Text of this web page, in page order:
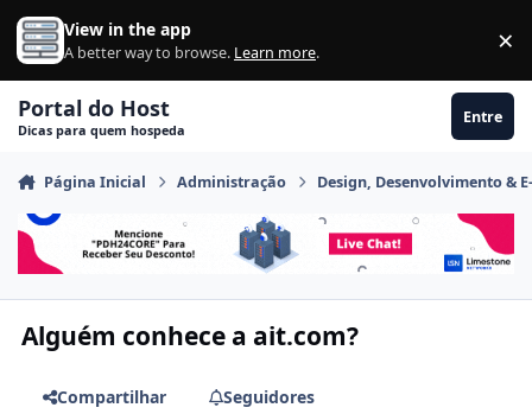
Ir para conteúdo
View in the app
A better way to browse. Learn more. ×
Portal do Host
Dicas para quem hospeda
Entre
Página Inicial Administração Design, Desenvolvimento &
Alguém conhece a ait.com?
Compartilhar
Seguidores